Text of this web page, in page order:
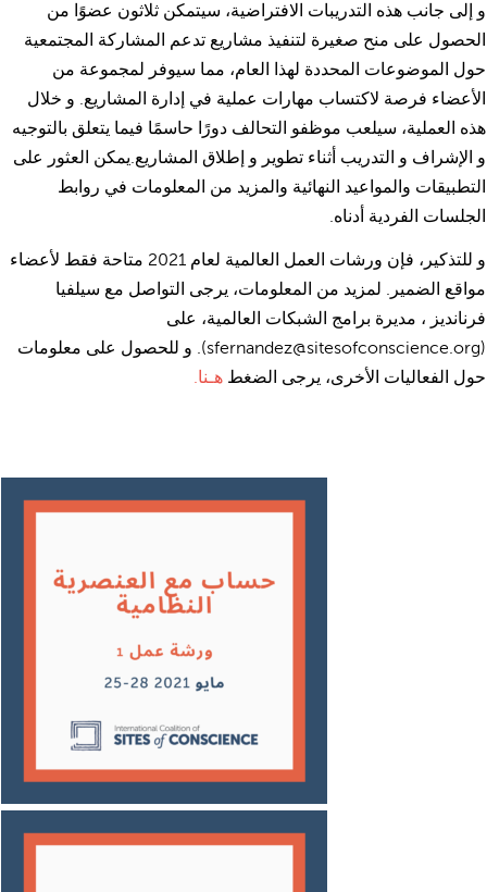
و إلى جانب هذه التدريبات الافتراضية، سيتمكن ثلاثون عضوًا من
الحصول على منح صغيرة لتنفيذ مشاريع تدعم المشاركة المجتمعية
حول الموضوعات المحددة لهذا العام، مما سيوفر لمجموعة من
الأعضاء فرصة لاكتساب مهارات عملية في إدارة المشاريع. و خلال
هذه العملية، سيلعب موظفو التحالف دورًا حاسمًا فيما يتعلق بالتوجيه
و الإشراف و التدريب أثناء تطوير و إطلاق المشاريع.يمكن العثور على
التطبيقات والمواعيد النهائية والمزيد من المعلومات في روابط
الجلسات الفردية أدناه.
و للتذكير، فإن ورشات العمل العالمية لعام 2021 متاحة فقط لأعضاء
مواقع الضمير. لمزيد من المعلومات، يرجى التواصل مع سيلفيا
فرنانديز ، مديرة برامج الشبكات العالمية، على
(sfernandez@sitesofconscience.org). و للحصول على معلومات
حول الفعاليات الأخرى، يرجى الضغط هـنا.